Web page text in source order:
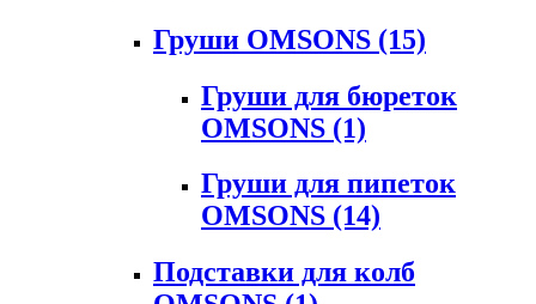
Груши OMSONS (15)
Груши для бюреток
OMSONS (1)
Груши для пипеток
OMSONS (14)
Подставки для колб